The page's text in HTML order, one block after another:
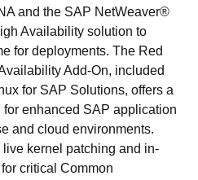
and the SAP NetWeaver®
Availability solution to
for deployments. The Red
Add-On, included
for SAP Solutions, offers a
enhanced SAP application
and cloud environments.
kernel patching and in-
critical Common